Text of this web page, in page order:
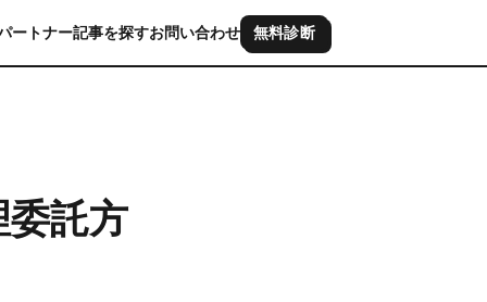
ートナー記事を探すお問い合わせ 無料診断
託方